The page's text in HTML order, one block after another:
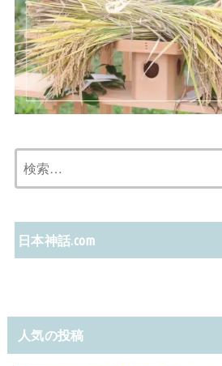
索:
日本神話.com
人気の投稿